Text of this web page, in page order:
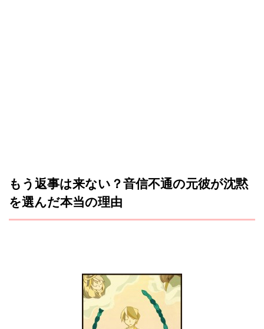
もう返事は来ない？音信不通の元彼が沈黙
を選んだ本当の理由